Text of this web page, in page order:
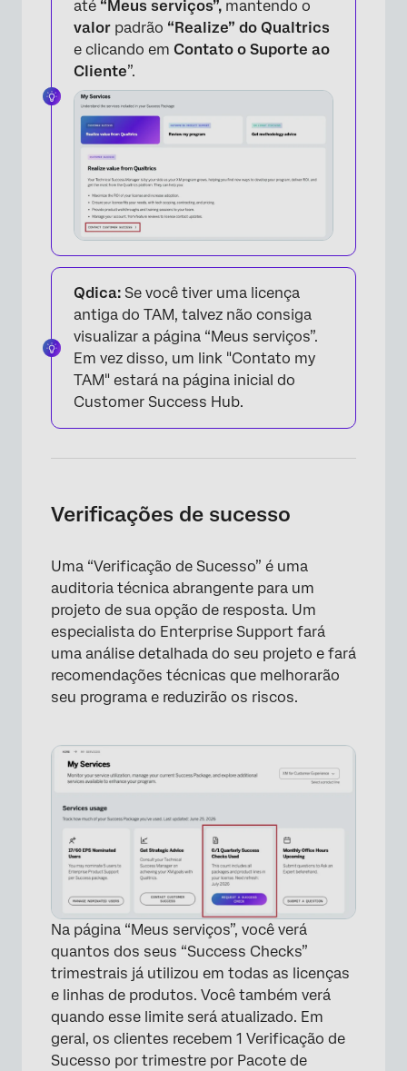
até “Meus serviços”, mantendo o
valor padrão “Realize” do Qualtrics
e clicando em Contato o Suporte ao
Cliente”.
×
Qdica: Se você tiver uma licença
antiga do TAM, talvez não consiga
visualizar a página “Meus serviços”.
Em vez disso, um link "Contato my
TAM" estará na página inicial do
Customer Success Hub.
Verificações de sucesso
Uma “Verificação de Sucesso” é uma
auditoria técnica abrangente para um
projeto de sua opção de resposta. Um
especialista do Enterprise Support fará
uma análise detalhada do seu projeto e fará
recomendações técnicas que melhorarão
seu programa e reduzirão os riscos.
Na página “Meus serviços”, você verá
quantos dos seus “Success Checks”
trimestrais já utilizou em todas as licenças
e linhas de produtos. Você também verá
quando esse limite será atualizado. Em
geral, os clientes recebem 1 Verificação de
Sucesso por trimestre por Pacote de